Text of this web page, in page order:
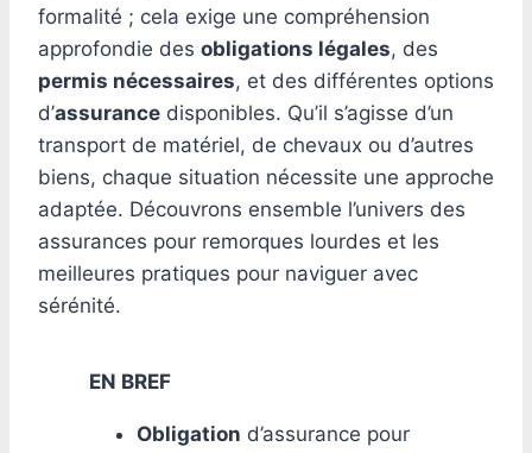
formalité ; cela exige une compréhension
approfondie des obligations légales, des
permis nécessaires, et des différentes options
d’assurance disponibles. Qu’il s’agisse d’un
transport de matériel, de chevaux ou d’autres
biens, chaque situation nécessite une approche
adaptée. Découvrons ensemble l’univers des
assurances pour remorques lourdes et les
meilleures pratiques pour naviguer avec
sérénité.
EN BREF
Obligation d’assurance pour